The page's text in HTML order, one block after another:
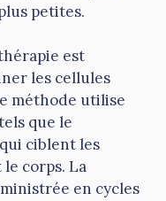
petites.
est
les cellules
méthode utilise
que le
ciblent les
corps. La
en cycles